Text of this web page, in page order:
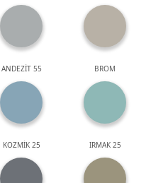
ANDEZİT 55 BROM
KOZMİK 25 IRMAK 25